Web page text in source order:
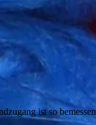
ist so